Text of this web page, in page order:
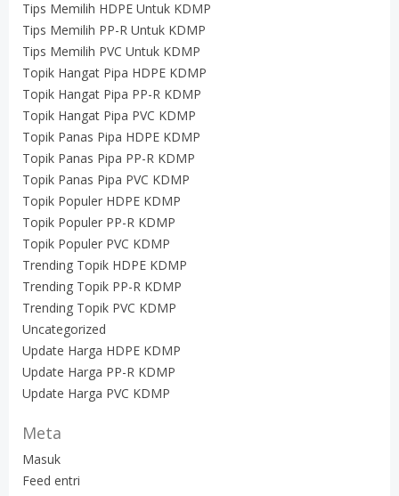
Tips Memilih HDPE Untuk KDMP
Tips Memilih PP-R Untuk KDMP
Tips Memilih PVC Untuk KDMP
Topik Hangat Pipa HDPE KDMP
Topik Hangat Pipa PP-R KDMP
Topik Hangat Pipa PVC KDMP
Topik Panas Pipa HDPE KDMP
Topik Panas Pipa PP-R KDMP
Topik Panas Pipa PVC KDMP
Topik Populer HDPE KDMP
Topik Populer PP-R KDMP
Topik Populer PVC KDMP
Trending Topik HDPE KDMP
Trending Topik PP-R KDMP
Trending Topik PVC KDMP
Uncategorized
Update Harga HDPE KDMP
Update Harga PP-R KDMP
Update Harga PVC KDMP
Meta
Masuk
Feed entri